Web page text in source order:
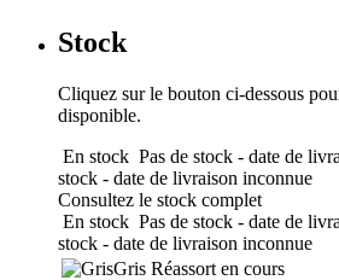
Stock
Cliquez sur le bouton ci-dessous
disponible.
En stock Pas de stock - date de
stock - date de livraison inconnue
Consultez le stock complet
En stock Pas de stock - date de
stock - date de livraison inconnue
Gris Réassort en cours